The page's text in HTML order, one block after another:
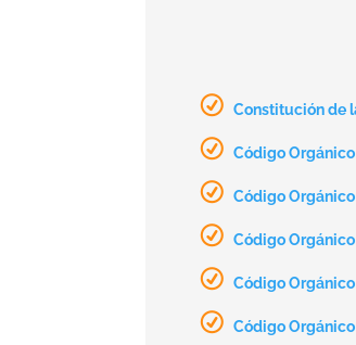
Constitución de
Código
Código
Código Orgánico
Código
Código